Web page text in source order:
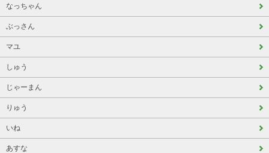
なっちゃん
ぶっさん
マユ
しゅう
じゃーまん
りゅう
いね
あすな